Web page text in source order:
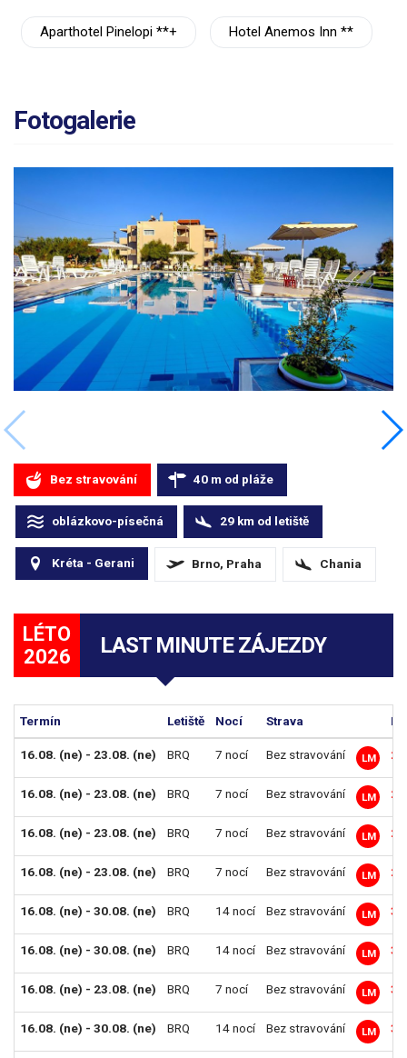
Aparthotel Pinelopi **+ Hotel Anemos Inn **
Fotogalerie
Bez stravování 40 m od pláže
oblázkovo-písečná 29 km od letiště
Kréta - Gerani Brno, Praha Chania
LÉTO
2026
LAST MINUTE ZÁJEZDY
Termín Letiště Nocí Strava
16.08. (ne) - 23.08. (ne) BRQ 7 nocí Bez stravování LM
16.08. (ne) - 23.08. (ne) BRQ 7 nocí Bez stravování LM
16.08. (ne) - 23.08. (ne) BRQ 7 nocí Bez stravování LM
16.08. (ne) - 23.08. (ne) BRQ 7 nocí Bez stravování LM
16.08. (ne) - 30.08. (ne) BRQ 14 nocí Bez stravování LM 32
16.08. (ne) - 30.08. (ne) BRQ 14 nocí Bez stravování LM 32
16.08. (ne) - 23.08. (ne) BRQ 7 nocí Bez stravování LM 34
16.08. (ne) - 30.08. (ne) BRQ 14 nocí Bez stravování LM 35